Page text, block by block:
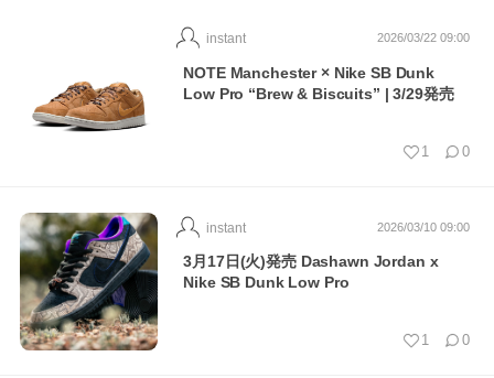
2026/03/22 09:00
instant
NOTE Manchester × Nike SB Dunk
Low Pro “Brew & Biscuits” | 3/29発売
1 0
2026/03/10 09:00
instant
3月17日(火)発売 Dashawn Jordan x
Nike SB Dunk Low Pro
1 0